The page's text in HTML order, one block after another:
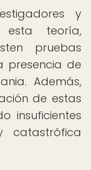
y
esta teoría,
pruebas
presencia de
Además,
de estas
insuficientes